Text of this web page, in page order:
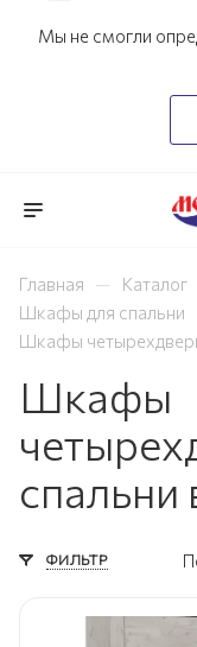
Мы не смогли
Главная — Каталог
Шкафы для спальни
Шкафы
Шкафы
ФИЛЬТР